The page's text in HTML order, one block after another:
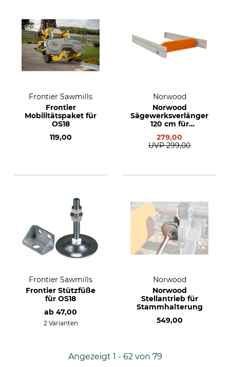
Frontier Sawmills
Frontier
Mobilitätspaket für
OS18
119,00
Norwood
Norwood
Sägewerksverlängerung
120 cm für
279,00
UVP 299,00
Frontier Sawmills
Frontier Stützfüße
für OS18
ab 47,00
2 Varianten
Norwood
Norwood
Stellantrieb für
Stammhalterung
549,00
Angezeigt 1 - 62 von 79